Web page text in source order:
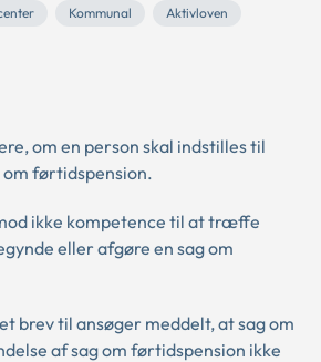
Kommunal
Aktivloven
om en person skal indstilles til
om førtidspension.
ikke kompetence til at træffe
eller afgøre en sag om
brev til ansøger meddelt, at sag om
af sag om førtidspension ikke